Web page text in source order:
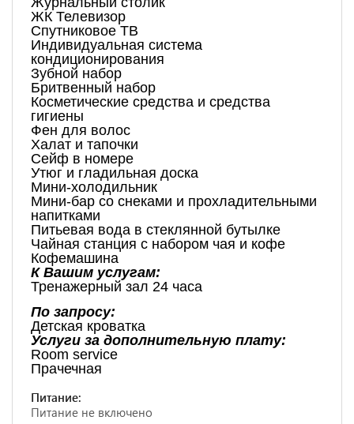
ЖК Телевизор
Спутниковое ТВ
Индивидуальная система
кондиционирования
Зубной набор
Бритвенный набор
Косметические средства и средства
гигиены
Фен для волос
Халат и тапочки
Сейф в номере
Утюг и гладильная доска
Мини-холодильник
Мини-бар со снеками и прохладительными
напитками
Питьевая вода в стеклянной бутылке
Чайная станция с набором чая и кофе
Кофемашина
К Вашим услугам:
Тренажерный зал 24 часа
По запросу:
Детская кроватка
Услуги за дополнительную плату:
Room service
Прачечная
Питание:
Питание не включено